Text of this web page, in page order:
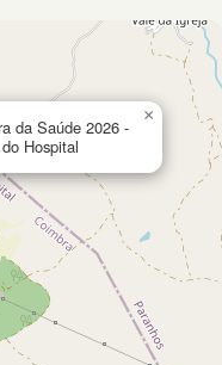
da Saúde 2026 -
Hospital
×